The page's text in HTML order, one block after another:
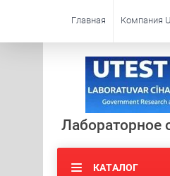
Главная Компания
Лабораторное
КАТАЛОГ